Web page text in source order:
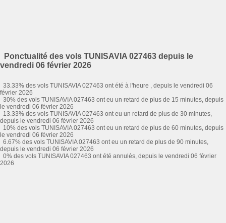
Ponctualité des vols TUNISAVIA 027463 depuis le
vendredi 06 février 2026
33.33% des vols TUNISAVIA 027463 ont été à l'heure , depuis le vendredi 06
février 2026
30% des vols TUNISAVIA 027463 ont eu un retard de plus de 15 minutes, depuis
le vendredi 06 février 2026
13.33% des vols TUNISAVIA 027463 ont eu un retard de plus de 30 minutes,
depuis le vendredi 06 février 2026
10% des vols TUNISAVIA 027463 ont eu un retard de plus de 60 minutes, depuis
le vendredi 06 février 2026
6.67% des vols TUNISAVIA 027463 ont eu un retard de plus de 90 minutes,
depuis le vendredi 06 février 2026
0% des vols TUNISAVIA 027463 ont été annulés, depuis le vendredi 06 février
2026